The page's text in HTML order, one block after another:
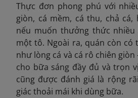
Thực đơn phong phú với
giòn, cá mềm, cá thu, chả cá,
nếu muốn thưởng thức
một tô. Ngoài ra, quán còn có
như lòng cá và cá rô chiên
cho bữa sáng đầy đủ và trọn
cũng được đánh giá là rộng
giác thoải mái khi dùng bữa.